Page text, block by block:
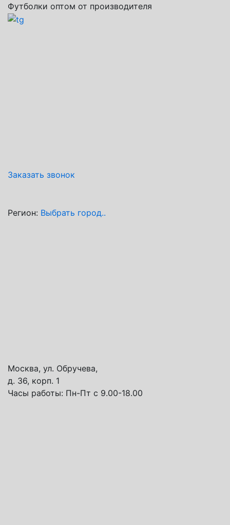
Футболки оптом от производителя
Заказать звонок
Регион: Выбрать город..
Москва, ул. Обручева,
д. 36, корп. 1
Часы работы: Пн-Пт с 9.00-18.00